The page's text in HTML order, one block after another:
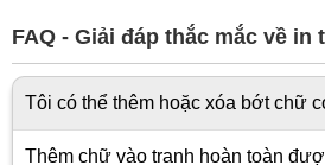
FAQ - Giải đáp thắc mắc về in
Tôi có thể thêm hoặc xóa bớt chữ
Thêm chữ vào tranh hoàn toàn